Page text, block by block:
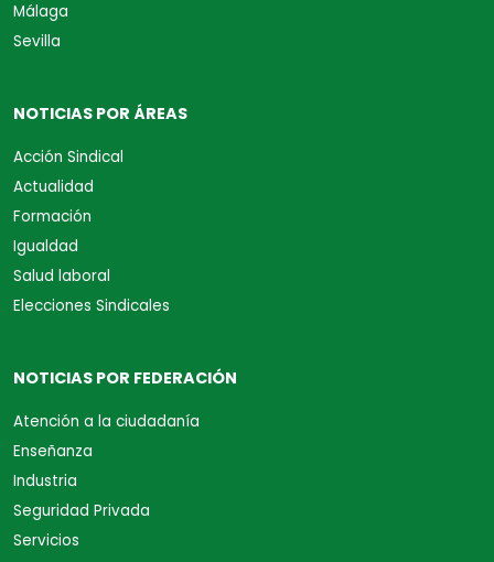
Málaga
Sevilla
NOTICIAS POR ÁREAS
Acción Sindical
Actualidad
Formación
Igualdad
Salud laboral
Elecciones Sindicales
NOTICIAS POR FEDERACIÓN
Atención a la ciudadanía
Enseñanza
Industria
Seguridad Privada
Servicios